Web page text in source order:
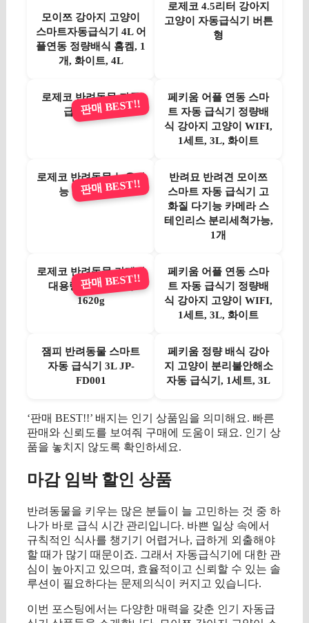
모이쯔 강아지 고양이
스마트자동급식기 4L 어
플연동 정량배식 홈켐, 1
개, 화이트, 4L
로제코 4.5리터 강아지
고양이 자동급식기 버튼
형
로제코 반려동물 자동
급식기 듀얼
판매 BEST!!
페키움 어플 연동 스마
트 자동 급식기 정량배
식 강아지 고양이 WIFI,
1세트, 3L, 화이트
로제코 반려동물 녹음가
능 자동급식기
판매 BEST!!
반려묘 반려견 모이쯔
스마트 자동 급식기 고
화질 다기능 카메라 스
테인리스 분리세척가능,
1개
로제코 반려동물 카메라
대용량 자동급식기
1620g
판매 BEST!!
페키움 어플 연동 스마
트 자동 급식기 정량배
식 강아지 고양이 WIFI,
1세트, 3L, 화이트
잼피 반려동물 스마트
자동 급식기 3L JP-
FD001
페키움 정량 배식 강아
지 고양이 분리불안해소
자동 급식기, 1세트, 3L
‘판매 BEST!!’ 배지는 인기 상품임을 의미해요. 빠른
판매와 신뢰도를 보여줘 구매에 도움이 돼요. 인기 상
품을 놓치지 않도록 확인하세요.
마감 임박 할인 상품
반려동물을 키우는 많은 분들이 늘 고민하는 것 중 하
나가 바로 급식 시간 관리입니다. 바쁜 일상 속에서
규칙적인 식사를 챙기기 어렵거나, 급하게 외출해야
할 때가 많기 때문이죠. 그래서 자동급식기에 대한 관
심이 높아지고 있으며, 효율적이고 신뢰할 수 있는 솔
루션이 필요하다는 문제의식이 커지고 있습니다.
이번 포스팅에서는 다양한 매력을 갖춘 인기 자동급